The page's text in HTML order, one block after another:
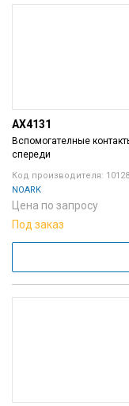
AX4131
Вспомогателные
спереди
Код производителя:
NOARK
Цена по запросу
Под заказ